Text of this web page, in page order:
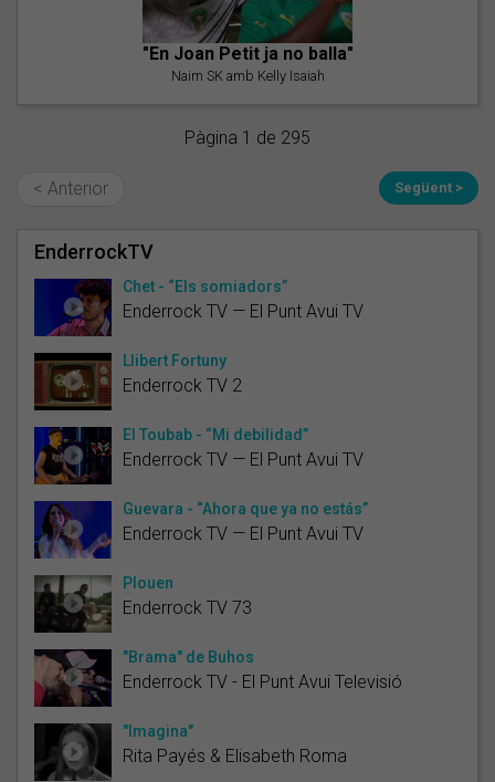
"En Joan Petit ja no balla"
Naim SK amb Kelly Isaiah
Pàgina 1 de 295
< Anterior Següent >
EnderrockTV
Chet - “Els somiadors”
Enderrock TV — El Punt Avui TV
Llibert Fortuny
Enderrock TV 2
El Toubab - “Mi debilidad”
Enderrock TV — El Punt Avui TV
Guevara - “Ahora que ya no estás”
Enderrock TV — El Punt Avui TV
Plouen
Enderrock TV 73
"Brama" de Buhos
Enderrock TV - El Punt Avui Televisió
"Imagina"
Rita Payés & Elisabeth Roma